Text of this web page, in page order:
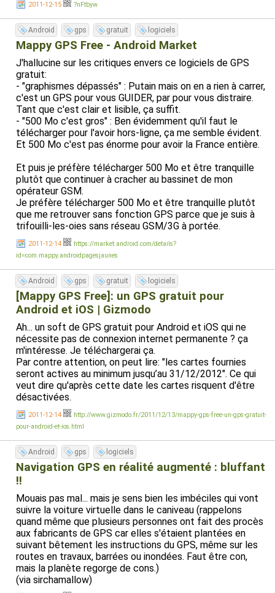
* Affichage: L'affichage est très lisible, et le zoom
automatique marche bien. L'affichage est nettement plus
fluide que Navit (surtout sur un smartphone peu puissant
comme le HTC Wildfire). Comme Navit, il a un mode
jour/nuit automatique. Il y a également un affichage
2D/3D.
* Synthèse vocal : Perso je n'aime pas, alors je coupe. Mais
elle est limpide.
* Cartes : Mappy (dans sa version gratuite) n'a vraiment
*que* les tracés des routes, et aucun POI. Du coup je
garde en parallèle Navit qui est capable de me guider, par
exemple, vers la station essence la plus proche (et
d'autres POI: hotels, restaurants, pharmacies, magasins...).
Navit a également une carte plus détaillée (on voit les
chemins piétons, silhouettes des bâtiments, etc. qu'on ne
voit pas dans Mappy). Mais pour de la navigation voiture,
Mappy convient très bien.
* Apparemment MappyGPS Free a une option
d'information trafic, mais n'utilisant pas ma connexion data
pages jaunes, mais - c'est très bête - aucun moyen de
renvoyer l'adresse trouvée dans l'appli GPS. Il faut la re-
saisir. Il y a aussi un bouton "Boutique" pour acheter des
cartes et services supplémentaires (non testé,
pratiquement vide pour le moment).
Petite note: Dans le "à propos", on voit bien les
remerciements à FreeType, SQLite, zlib, libpng, libcurl,
SDL... c'est bien, tout ça :-)
Conclusion: Une appli utile qui remplit bien son rôle
trajets pourraient être un peu plus optimaux), mais Navit
reste utile pour trouver le reste (stations essence
proches, etc.). Elle marche parfaitement même sur les
smartphones les moins puissants.
EDIT: Ah ouais les cartes dans Mappy ça fait un peu léger
face à OpenStreetMap, quand même (même si on fait
abstraction des POI).
Exemple 1:
Dans Navit (OpenStreetMap):
http://sebsauvage.net/files/
Dans Mappy :
http://sebsauvage.net/files/
(oups gros trou, y'a plus rien)
2011-12-15 ?nFtbyw
Android gps gratuit logiciels
Mappy GPS Free - Android Market
J'hallucine sur les critiques envers ce logiciels de GPS
gratuit:
- "graphismes dépassés" : Putain mais on en a rien à carrer,
c'est un GPS pour vous GUIDER, par pour vous distraire.
Tant que c'est clair et lisible, ça suffit.
- "500 Mo c'est gros" : Ben évidemment qu'il faut le
télécharger pour l'avoir hors-ligne, ça me semble évident.
Et 500 Mo c'est pas énorme pour avoir la France entière.
Et puis je préfère télécharger 500 Mo et être tranquille
plutôt que continuer à cracher au bassinet de mon
opérateur GSM.
Je préfère télécharger 500 Mo et être tranquille plutôt
que me retrouver sans fonction GPS parce que je suis à
trifouilli-les-oies sans réseau GSM/3G à portée.
2011-12-14
https://market.android.com/details?
id=com.mappy.androidpagesjaunes
Android gps gratuit logiciels
[Mappy GPS Free]: un GPS gratuit pour
Android et iOS | Gizmodo
Ah... un soft de GPS gratuit pour Android et iOS qui ne
nécessite pas de connexion internet permanente ? ça
m'intéresse. Je téléchargerai ça.
Par contre attention, on peut lire: "les cartes fournies
seront actives au minimum jusqu’au 31/12/2012". Ce qui
veut dire qu'après cette date les cartes risquent d'être
désactivées.
2011-12-14
http://www.gizmodo.fr/2011/12/13/mappy-gps-free-un-gps-gratuit-
pour-android-et-ios.html
Android gps logiciels
Navigation GPS en réalité augmenté : bluffant
!!
Mouais pas mal... mais je sens bien les imbéciles qui vont
suivre la voiture virtuelle dans le caniveau (rappelons
quand même que plusieurs personnes ont fait des procès
aux fabricants de GPS car elles s'étaient plantées en
suivant bêtement les instructions du GPS, même sur les
routes en travaux, barrées ou inondées. Faut être con,
mais la planète regorge de cons.)
(via sirchamallow)